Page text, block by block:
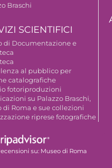
Braschi
SCIENTIFICI
di Documentazione e
al pubblico per
catalografiche
fotoriproduzioni
su Palazzo Braschi,
di Roma e sue collezioni
riprese fotografiche
su: Museo di Roma